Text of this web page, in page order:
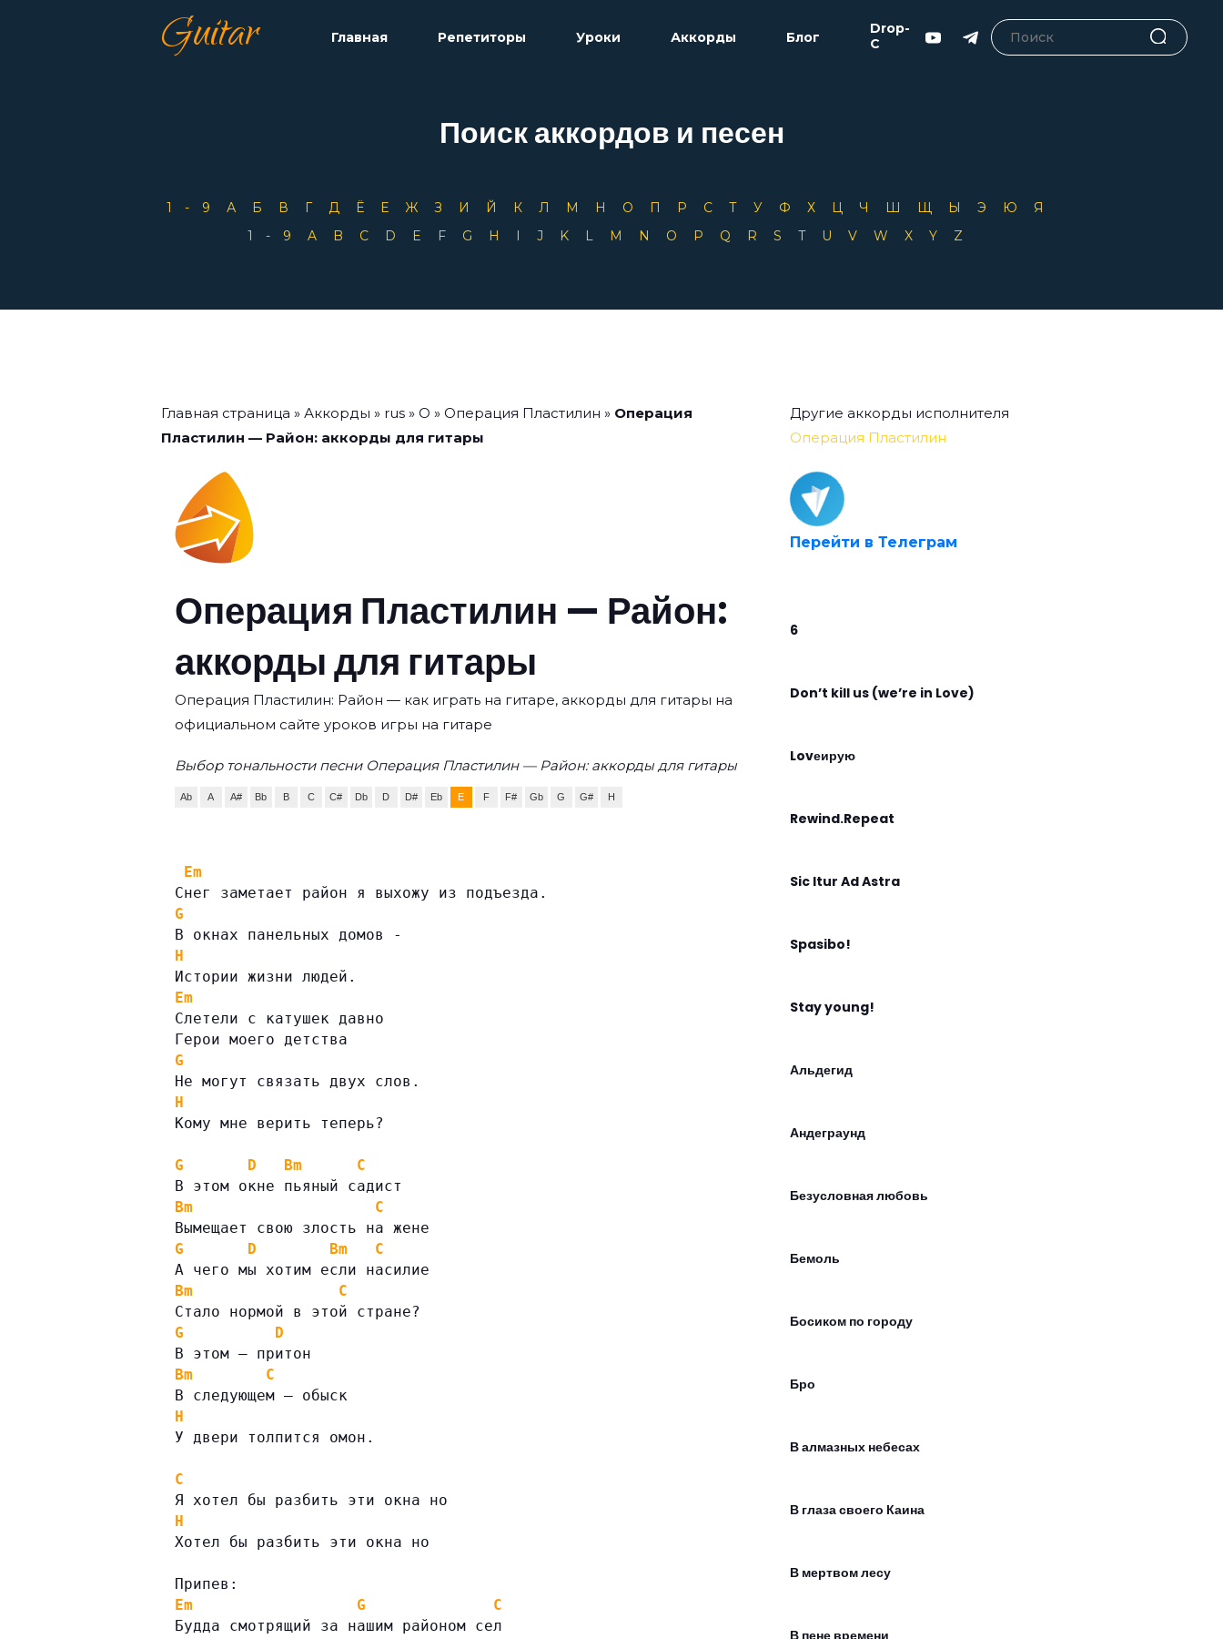
Guitar Главная Репетиторы Уроки Аккорды Блог
Drop-
C
Поиск аккордов и песен
1-9 А Б В Г Д Ё Е Ж З И Й К Л М Н О П Р С Т У Ф Х Ц Ч Ш Щ Ы Э Ю
Я
1-9
A B C D E F G H I J K L M N O P Q R S T U V W X Y Z
Главная страница » Аккорды » rus » О » Операция Пластилин » Операция
Пластилин — Район: аккорды для гитары
Операция Пластилин — Район:
аккорды для гитары
Операция Пластилин: Район — как играть на гитаре, аккорды для гитары на
официальном сайте уроков игры на гитаре
Выбор тональности песни Операция Пластилин — Район: аккорды для гитары
Ab A A# Bb B C C# Db D D# Eb E F F# Gb G G# H
Em
Снег заметает район я выхожу из подъезда.
G
В окнах панельных домов -
H
Истории жизни людей.
Em
Слетели с катушек давно
Герои моего детства
G
Не могут связать двух слов.
H
Кому мне верить теперь?
G D Bm
C
В этом окне пьяный садист
Bm
C
Вымещает свою злость на жене
G
D Bm
C
А чего мы хотим если насилие
Bm
C
Стало нормой в этой стране?
G
D
В этом – притон
Bm
C
В следующем – обыск
H
У двери толпится омон.
C
Я хотел бы разбить эти окна но
H
Хотел бы разбить эти окна но
Припев:
Em
G
C
Будда смотрящий за нашим районом сел
Другие аккорды исполнителя
Операция Пластилин
Перейти в Телеграм
6
Don’t kill us (we’re in Love)
Lovеирую
Rewind.Repeat
Sic Itur Ad Astra
Spasibo!
Stay young!
Альдегид
Андеграунд
Безусловная любовь
Бемоль
Босиком по городу
Бро
В алмазных небесах
В глаза своего Каина
В мертвом лесу
В пене времени